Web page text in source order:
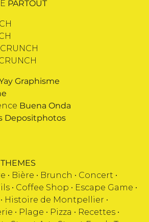
PARTOUT
Graphisme
Buena Onda
Depositphotos
• Bière • Brunch • Concert •
• Coffee Shop • Escape Game •
• Histoire de Montpellier •
• Plage • Pizza • Recettes •